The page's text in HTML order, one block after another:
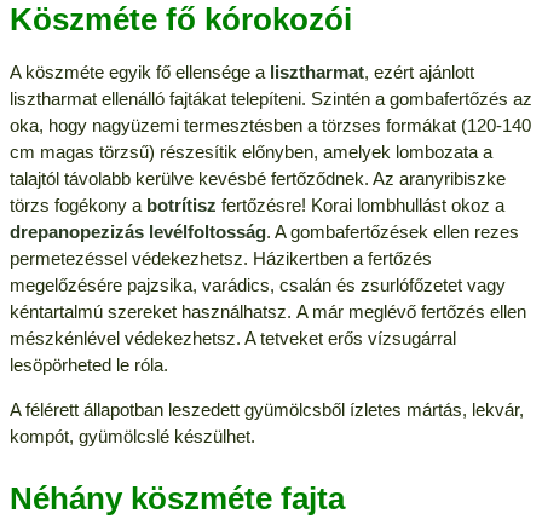
Köszméte fő kórokozói
A köszméte egyik fő ellensége a lisztharmat, ezért ajánlott
lisztharmat ellenálló fajtákat telepíteni. Szintén a gombafertőzés az
oka, hogy nagyüzemi termesztésben a törzses formákat (120-140
cm magas törzsű) részesítik előnyben, amelyek lombozata a
talajtól távolabb kerülve kevésbé fertőződnek. Az aranyribiszke
törzs fogékony a botrítisz fertőzésre! Korai lombhullást okoz a
drepanopezizás levélfoltosság. A gombafertőzések ellen rezes
permetezéssel védekezhetsz. Házikertben a fertőzés
megelőzésére pajzsika, varádics, csalán és zsurlófőzetet vagy
kéntartalmú szereket használhatsz. A már meglévő fertőzés ellen
mészkénlével védekezhetsz. A tetveket erős vízsugárral
lesöpörheted le róla.
A félérett állapotban leszedett gyümölcsből ízletes mártás, lekvár,
kompót, gyümölcslé készülhet.
Néhány köszméte fajta